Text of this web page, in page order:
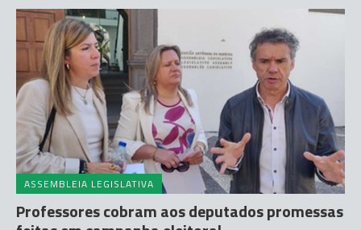
ASSEMBLEIA LEGISLATIVA
Professores cobram aos deputados promessas